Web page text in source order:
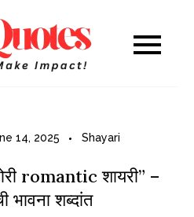
Marathi
WE DON’T TALK,
WE MAKE IMPACT!
14, 2025 Shayari
romantic शायरी” –
भावना शब्दांत